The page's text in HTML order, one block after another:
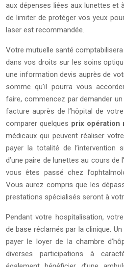
aux dépenses liées aux lunettes et
de limiter de protéger vos yeux
laser est recommandée.
Votre mutuelle santé
dans vos droits sur les soins
une information devis auprès de
somme qu’il pourra vous
faire, commencez par demander
facture auprès de l’hôpital de
comparer quelques prix opération
médicaux qui peuvent réaliser
payer la totalité de l’intervention
d’une paire de lunettes au cours de
vous êtes passé chez
Vous aurez compris que les
prestations spécialisés seront à
Pendant votre hospitalisation,
de base réclamés par la clinique.
payer le loyer de la chambre
diverses participations à